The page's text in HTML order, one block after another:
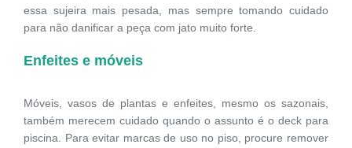
essa sujeira mais pesada, mas sempre tomando cuidado
para não danificar a peça com jato muito forte.
Enfeites e móveis
Móveis, vasos de plantas e enfeites, mesmo os sazonais,
também merecem cuidado quando o assunto é o deck para
piscina. Para evitar marcas de uso no piso, procure remover